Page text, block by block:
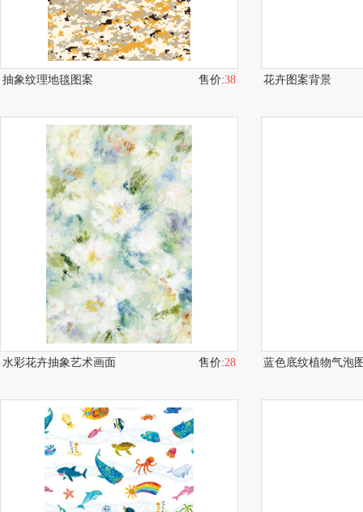
抽象纹理地毯图案 售价:38 花卉图案背景
水彩花卉抽象艺术画面 售价:28 蓝色底纹植物气泡